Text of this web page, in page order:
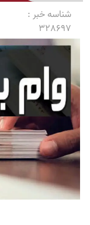
شناسه خبر :
328697